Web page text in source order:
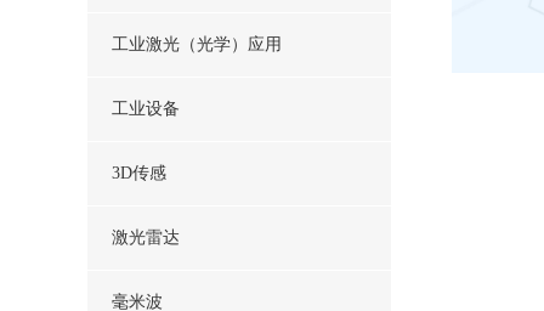
工业激光（光学）应用
工业设备
3D传感
激光雷达
毫米波